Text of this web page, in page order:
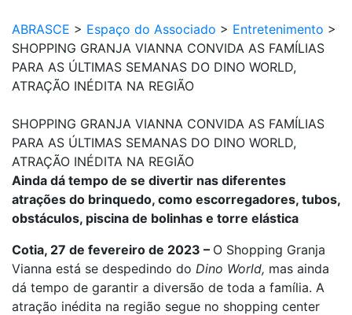
ABRASCE > Espaço do Associado > Entretenimento >
SHOPPING GRANJA VIANNA CONVIDA AS FAMÍLIAS
PARA AS ÚLTIMAS SEMANAS DO DINO WORLD,
ATRAÇÃO INÉDITA NA REGIÃO
SHOPPING GRANJA VIANNA CONVIDA AS FAMÍLIAS
PARA AS ÚLTIMAS SEMANAS DO DINO WORLD,
ATRAÇÃO INÉDITA NA REGIÃO
Ainda dá tempo de se divertir nas diferentes
atrações do brinquedo, como escorregadores, tubos,
obstáculos, piscina de bolinhas e torre elástica
Cotia, 27 de fevereiro de 2023 – O Shopping Granja
Vianna está se despedindo do Dino World, mas ainda
dá tempo de garantir a diversão de toda a família. A
atração inédita na região segue no shopping center